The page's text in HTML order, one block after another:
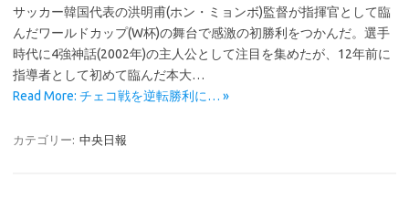
サッカー韓国代表の洪明甫(ホン・ミョンボ)監督が指揮官として臨
んだワールドカップ(W杯)の舞台で感激の初勝利をつかんだ。選手
時代に4強神話(2002年)の主人公として注目を集めたが、12年前に
指導者として初めて臨んだ本大…
Read More: チェコ戦を逆転勝利に… »
カテゴリー: 中央日報